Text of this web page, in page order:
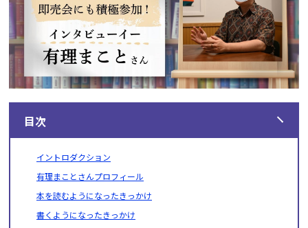
目次
イントロダクション
有理まことさんプロフィール
本を読むようになったきっかけ
書くようになったきっかけ